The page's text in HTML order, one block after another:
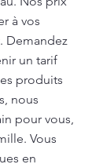
à vos
Demandez
un tarif
produits
nous
pour vous,
Vous
en